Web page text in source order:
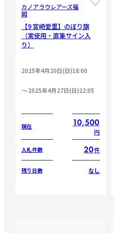
カノアラウレアーズ福
岡
【9 宮崎愛里】のぼり旗
（実使用・直筆サイン入
り）
2025年4月20日(日)18:00
2025年4月27日(日)22:05
現在 10,500
円
入札件数 20件
残り日数 なし